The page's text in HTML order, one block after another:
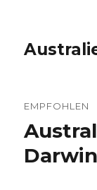
EMPFOHLEN